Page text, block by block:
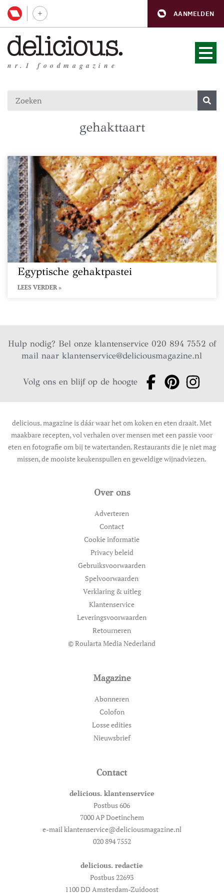
AANMELDEN
nr.1 foodmagazine
gehakttaart
Egyptische gehaktpastei
LEES VERDER »
Hulp nodig? Bel onze klantenservice 020 894 7552 of
mail naarklantenservice@deliciousmagazine.nl
Volg ons en blijf op de hoogte
delicious. magazine is dáár waar het om koken en eten draait. Met
maakbare recepten, vol verhalen over mensen met een passie voor
eten en fotografie om bij te watertanden. Restaurants die je niet mag
missen, de mooiste keukenspullen en geweldige wijnadviezen.
Over ons
Adverteren
Contact
Cookie informatie
Privacy beleid
Gebruiksvoorwaarden
Spelvoorwaarden
Verklaring & uitleg
Klantenservice
Leveringsvoorwaarden
Retourneren
© Roularta Media Nederland
Magazine
Abonneren
Colofon
Losse edities
Nieuwsbrief
Contact
delicious. klantenservice
Postbus 606
7000 AP Doetinchem
e-mail klantenservice@deliciousmagazine.nl
020 894 7552
delicious. redactie
Postbus 22693
1100 DD Amsterdam-Zuidoost